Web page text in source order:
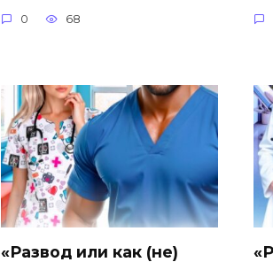
0 68
«Развод или как (не)